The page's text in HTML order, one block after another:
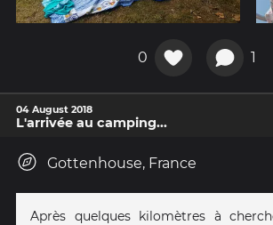
0 1
04 August 2018
L'arrivée au camping...
Gottenhouse, France
Après quelques kilomètres à